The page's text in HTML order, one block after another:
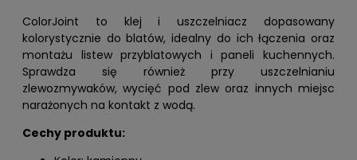
ColorJoint to klej i uszczelniacz dopasowany
kolorystycznie do blatów, idealny do ich łączenia oraz
montażu listew przyblatowych i paneli kuchennych.
Sprawdza się również przy uszczelnianiu
zlewozmywaków, wycięć pod zlew oraz innych miejsc
narażonych na kontakt z wodą.
Cechy produktu: